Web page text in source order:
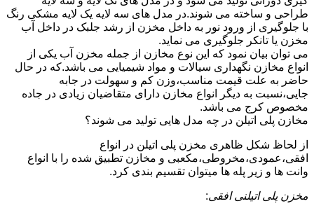
طراحی و ساخته می شوند.در مدل های سه لایه یک لایه مشکی رنگ
با جلوگیری از ورود نور به داخل مخزن از رشد جلبک در داخل آب
مخزن یا تانکر جلوگیری می نماید.
می توان بیان نمود که این نوع مخازن از جمله مخزن آب یکی از
انواع مخازن نگهداری سیالات و مواد شیمیایی می باشد.که در حال
حاضر به علت قیمت مناسب،وزن کم و سهولت در جابه
جایی،نسبت به دیگر انواع مخازن دارای متقاضیان زیادی در جاده
مخصوص کرج می باشد.
مخازن پلی اتیلن در چه مدل هایی تولید می شوند؟
از لحاظ شکل ظاهری مخزن پلی اتیلن در انواع
افقی،عمودی،مخروطی،مکعبی و مخازن تطبیق شده را با انواع
وانت ها و زیر پله ها میتوان تقسیم بندی کرد.
مخزن پلی اتیلنی افقی: